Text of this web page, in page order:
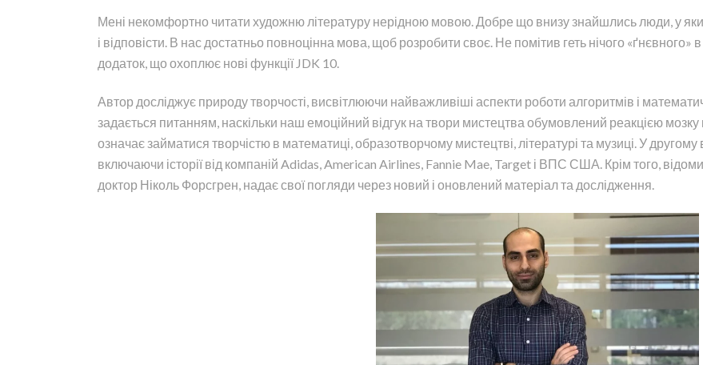
Мені некомфортно читати художню літературу нерідною мовою. Добре що внизу знайшлись люди, у
і відповісти. В нас достатньо повноцінна мова, щоб розробити своє. Не помітив геть нічого «ґнєвного»
додаток, що охоплює нові функції JDK 10.
Автор досліджує природу творчості, висвітлюючи найважливіші аспекти роботи алгоритмів і
задається питанням, наскільки наш емоційний відгук на твори мистецтва обумовлений реакцією мозку
означає займатися творчістю в математиці, образотворчому мистецтві, літературі та музиці. У
включаючи історії від компаній Adidas, American Airlines, Fannie Mae, Target і ВПС США. Крім того,
доктор Ніколь Форсгрен, надає свої погляди через новий і оновлений матеріал та дослідження.